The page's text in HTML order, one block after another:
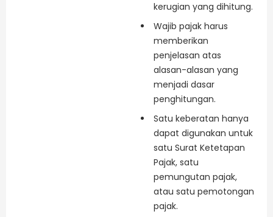
kerugian yang dihitung.
Wajib pajak harus
memberikan
penjelasan atas
alasan-alasan yang
menjadi dasar
penghitungan.
Satu keberatan hanya
dapat digunakan untuk
satu Surat Ketetapan
Pajak, satu
pemungutan pajak,
atau satu pemotongan
pajak.